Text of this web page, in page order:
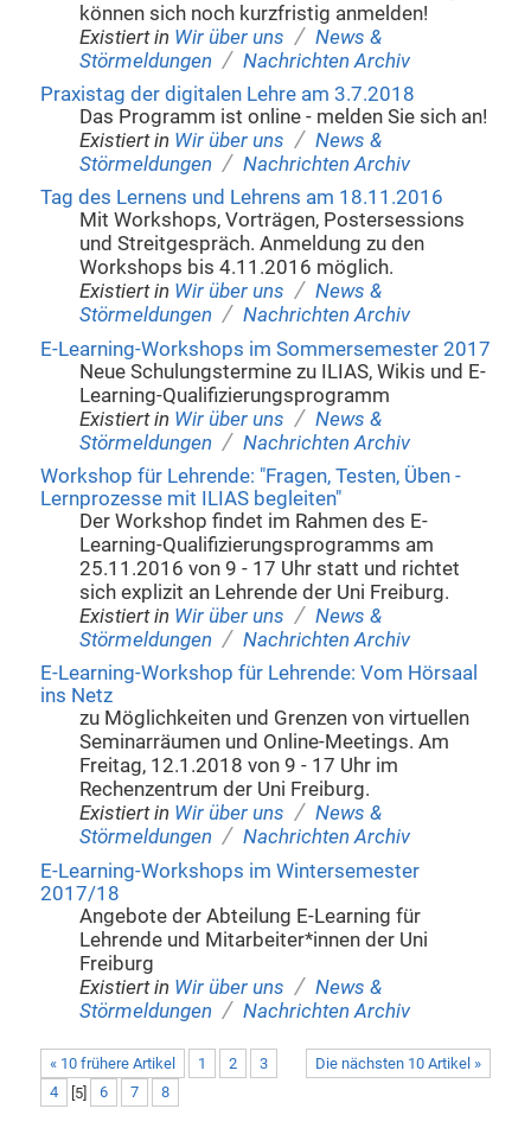
können sich noch kurzfristig anmelden!
Existiert in Wir über uns / News &
Störmeldungen / Nachrichten Archiv
Praxistag der digitalen Lehre am 3.7.2018
Das Programm ist online - melden Sie sich an!
Existiert in Wir über uns / News &
Störmeldungen / Nachrichten Archiv
Tag des Lernens und Lehrens am 18.11.2016
Mit Workshops, Vorträgen, Postersessions
und Streitgespräch. Anmeldung zu den
Workshops bis 4.11.2016 möglich.
Existiert in Wir über uns / News &
Störmeldungen / Nachrichten Archiv
E-Learning-Workshops im Sommersemester 2017
Neue Schulungstermine zu ILIAS, Wikis und E-
Learning-Qualifizierungsprogramm
Existiert in Wir über uns / News &
Störmeldungen / Nachrichten Archiv
Workshop für Lehrende: "Fragen, Testen, Üben -
Lernprozesse mit ILIAS begleiten"
Der Workshop findet im Rahmen des E-
Learning-Qualifizierungsprogramms am
25.11.2016 von 9 - 17 Uhr statt und richtet
sich explizit an Lehrende der Uni Freiburg.
Existiert in Wir über uns / News &
Störmeldungen / Nachrichten Archiv
E-Learning-Workshop für Lehrende: Vom Hörsaal
ins Netz
zu Möglichkeiten und Grenzen von virtuellen
Seminarräumen und Online-Meetings. Am
Freitag, 12.1.2018 von 9 - 17 Uhr im
Rechenzentrum der Uni Freiburg.
Existiert in Wir über uns / News &
Störmeldungen / Nachrichten Archiv
E-Learning-Workshops im Wintersemester
2017/18
Angebote der Abteilung E-Learning für
Lehrende und Mitarbeiter*innen der Uni
Freiburg
Existiert in Wir über uns / News &
Störmeldungen / Nachrichten Archiv
« 10 frühere Artikel Die nächsten 10 Artikel »
1 2
3
4
[5] 6 7 8